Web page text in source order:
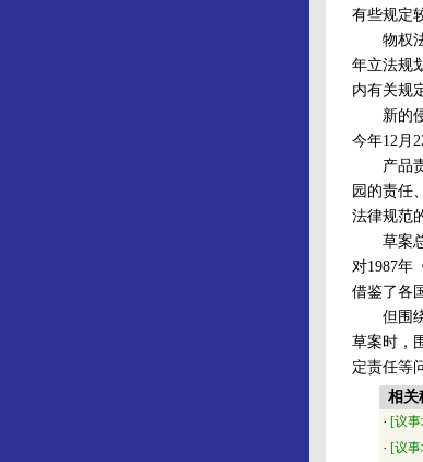
有些规定
物权法
年立法规
内有关规
新的侵
今年12月
产品责
园的责任
法律规范
草案总
对1987年
借鉴了各
但围绕
草案时，
定责任等
相关
· [议
· [议